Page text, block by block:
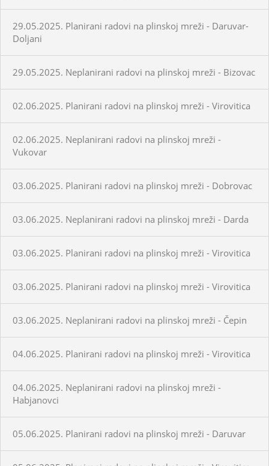
29.05.2025. Planirani radovi na plinskoj mreži - Daruvar-
Doljani
29.05.2025. Neplanirani radovi na plinskoj mreži - Bizovac
02.06.2025. Planirani radovi na plinskoj mreži - Virovitica
02.06.2025. Neplanirani radovi na plinskoj mreži -
Vukovar
03.06.2025. Planirani radovi na plinskoj mreži - Dobrovac
03.06.2025. Neplanirani radovi na plinskoj mreži - Darda
03.06.2025. Planirani radovi na plinskoj mreži - Virovitica
03.06.2025. Planirani radovi na plinskoj mreži - Virovitica
03.06.2025. Neplanirani radovi na plinskoj mreži - Čepin
04.06.2025. Planirani radovi na plinskoj mreži - Virovitica
04.06.2025. Neplanirani radovi na plinskoj mreži -
Habjanovci
05.06.2025. Planirani radovi na plinskoj mreži - Daruvar